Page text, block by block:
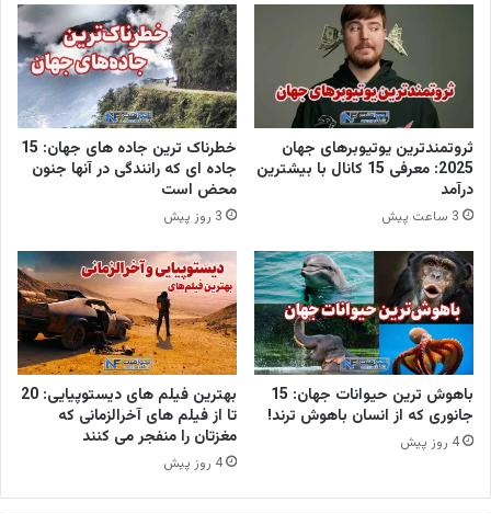
ثروتمندترین یوتیوبرهای جهان
2025: معرفی 15 کانال با بیشترین
درآمد
3 ساعت پیش
خطرناک ترین جاده های جهان: 15
جاده ای که رانندگی در آنها جنون
محض است
3 روز پیش
باهوش ترین حیوانات جهان: 15
جانوری که از انسان باهوش ترند!
4 روز پیش
بهترین فیلم های دیستوپیایی: 20
تا از فیلم های آخرالزمانی که
مغزتان را منفجر می کنند
4 روز پیش